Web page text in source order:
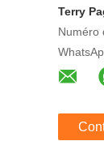
Terry
Numéro